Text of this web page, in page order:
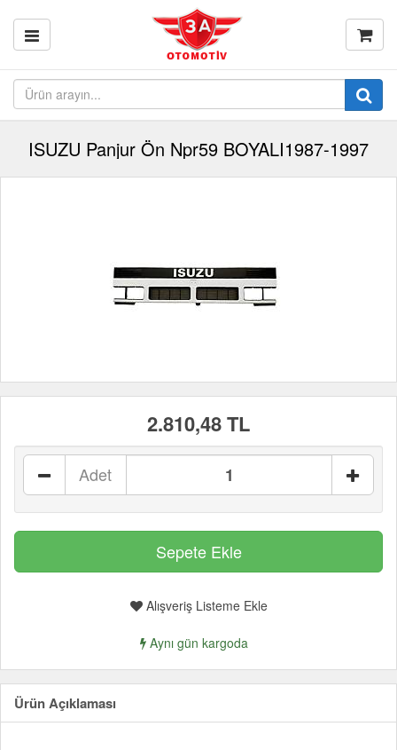
ISUZU Panjur Ön Npr59 BOYALI1987-1997
2.810,48 TL
Adet
Alışveriş Listeme Ekle
Aynı gün kargoda
Ürün Açıklaması